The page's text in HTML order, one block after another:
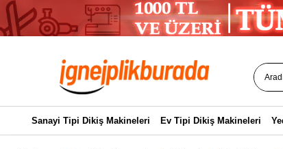
Sanayi Tipi Dikiş Makineleri Ev Tipi Dikiş Makineleri